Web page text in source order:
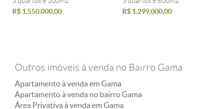
R$ 1.550.000,00
R$ 1.299.000,00
Outros imóveis à venda no Bairro Gama
Apartamento à venda em Gama
Apartamento à venda no bairro Gama
Área Privativa à venda em Gama